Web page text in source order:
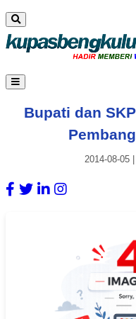
Bupati dan
2014-08-05|